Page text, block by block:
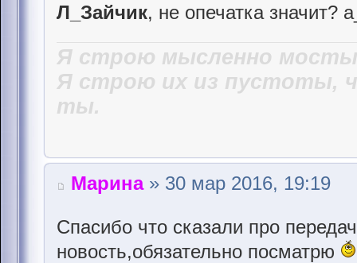
Л_Зайчик, не опечатка значит?
Я строю мысленно
Я строю их из пустоты,
ты.
Марина» 30 мар 2016, 19:19
Спасибо что сказали про
новость,обязательно посматрю